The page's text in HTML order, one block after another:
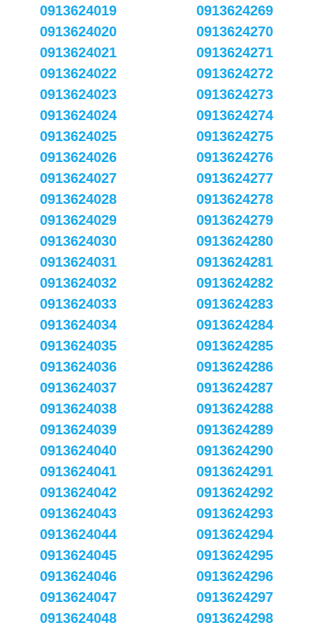
0913624019
0913624020
0913624021
0913624022
0913624023
0913624024
0913624025
0913624026
0913624027
0913624028
0913624029
0913624030
0913624031
0913624032
0913624033
0913624034
0913624035
0913624036
0913624037
0913624038
0913624039
0913624040
0913624041
0913624042
0913624043
0913624044
0913624045
0913624046
0913624047
0913624048
0913624269
0913624270
0913624271
0913624272
0913624273
0913624274
0913624275
0913624276
0913624277
0913624278
0913624279
0913624280
0913624281
0913624282
0913624283
0913624284
0913624285
0913624286
0913624287
0913624288
0913624289
0913624290
0913624291
0913624292
0913624293
0913624294
0913624295
0913624296
0913624297
0913624298